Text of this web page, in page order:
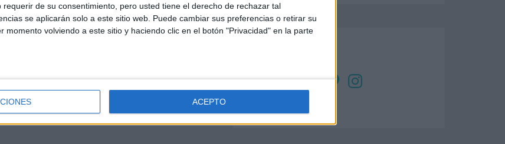
de su consentimiento, pero usted tiene el derecho de rechazar tal
se aplicarán solo a este sitio web. Puede cambiar sus preferencias o retirar su
momento volviendo a este sitio y haciendo clic en el botón "Privacidad" en la parte
ACEPTO
X
Facebook
YouTubePinterestInstagram